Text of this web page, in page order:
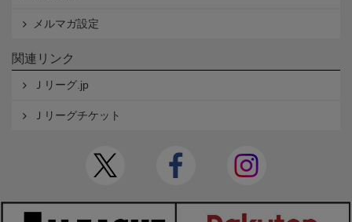
メルマガ設定
関連リンク
Ｊリーグ.jp
Ｊリーグチケット